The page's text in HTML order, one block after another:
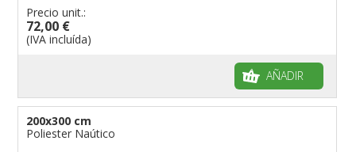
Precio unit.:
72,00 €
(IVA incluída)
AÑADIR
200x300 cm
Poliester Naútico